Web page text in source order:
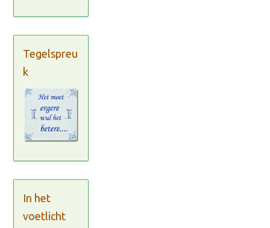
Tegelspreu
k
In het
voetlicht